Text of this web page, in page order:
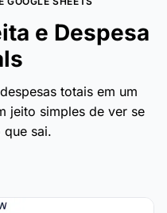
e Despesa
totais em um
jeito simples de ver se
que sai.